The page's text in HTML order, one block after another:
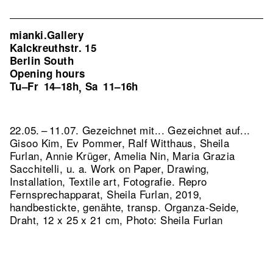
mianki.Gallery
Kalckreuthstr. 15
Berlin South
Opening hours
Tu–Fr 14–18h, Sa 11–16h
22.05. – 11.07. Gezeichnet mit... Gezeichnet auf...
Gisoo Kim, Ev Pommer, Ralf Witthaus, Sheila
Furlan, Annie Krüger, Amelia Nin, Maria Grazia
Sacchitelli, u. a. Work on Paper, Drawing,
Installation, Textile art, Fotografie. Repro
Fernsprechapparat, Sheila Furlan, 2019,
handbestickte, genähte, transp. Organza-Seide,
Draht, 12 x 25 x 21 cm, Photo: Sheila Furlan